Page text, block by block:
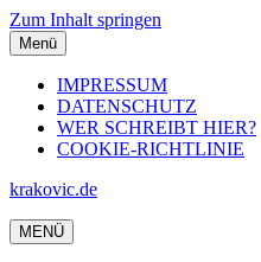
Zum Inhalt springen
Menü
IMPRESSUM
DATENSCHUTZ
WER SCHREIBT HIER?
COOKIE-RICHTLINIE
krakovic.de
MENÜ